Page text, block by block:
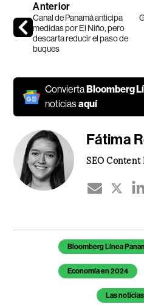
Anterior
Canal de Panamá anticipa
medidas por El Niño, pero
descarta reducir el paso de
buques
Convierta Bloomberg
noticiasaquí
Fátima
SEO Content
Temas de este artículo
Bloomberg Línea
Economía en 2024
Las